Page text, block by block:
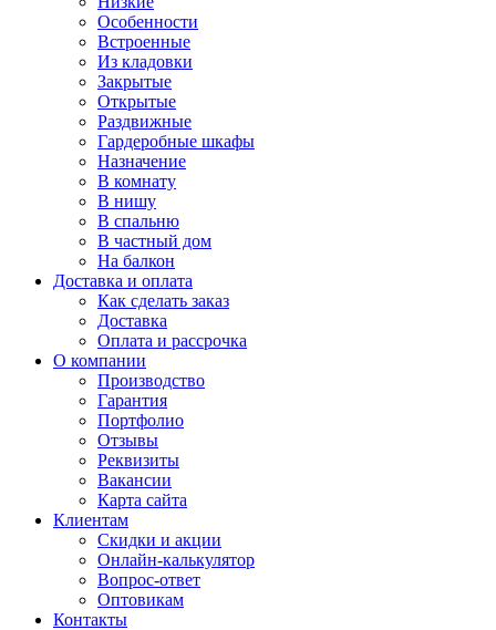
Особенности
Встроенные
Из кладовки
Закрытые
Открытые
Раздвижные
Гардеробные шкафы
Назначение
В комнату
В нишу
В спальню
В частный дом
На балкон
Доставка и оплата
Как сделать заказ
Доставка
Оплата и рассрочка
О компании
Производство
Гарантия
Портфолио
Отзывы
Реквизиты
Вакансии
Карта сайта
Клиентам
Скидки и акции
Онлайн-калькулятор
Вопрос-ответ
Оптовикам
Контакты